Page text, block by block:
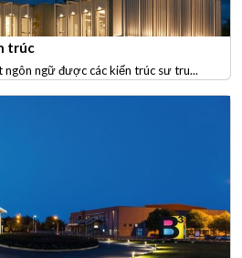
trúc
ngôn ngữ được các kiến trúc sư tru...